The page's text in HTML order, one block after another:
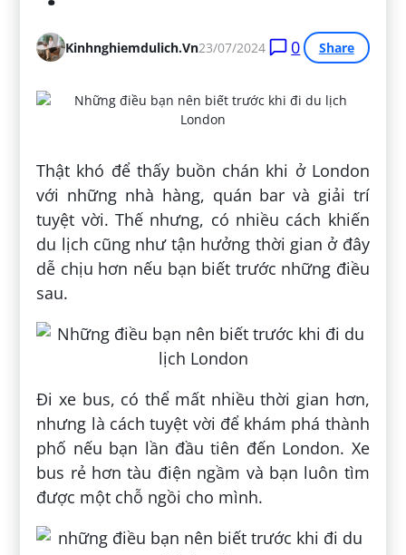
Kinhnghiemdulich.vn23/07/2024 0 Share
Thật khó để thấy buồn chán khi ở London
với những nhà hàng, quán bar và giải trí
tuyệt vời. Thế nhưng, có nhiều cách khiến
du lịch cũng như tận hưởng thời gian ở đây
dễ chịu hơn nếu bạn biết trước những điều
sau.
Đi xe bus, có thể mất nhiều thời gian hơn,
nhưng là cách tuyệt vời để khám phá thành
phố nếu bạn lần đầu tiên đến London. Xe
bus rẻ hơn tàu điện ngầm và bạn luôn tìm
được một chỗ ngồi cho mình.